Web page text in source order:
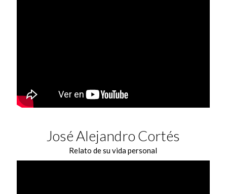
José Alejandro Cortés
Relato de su vida personal